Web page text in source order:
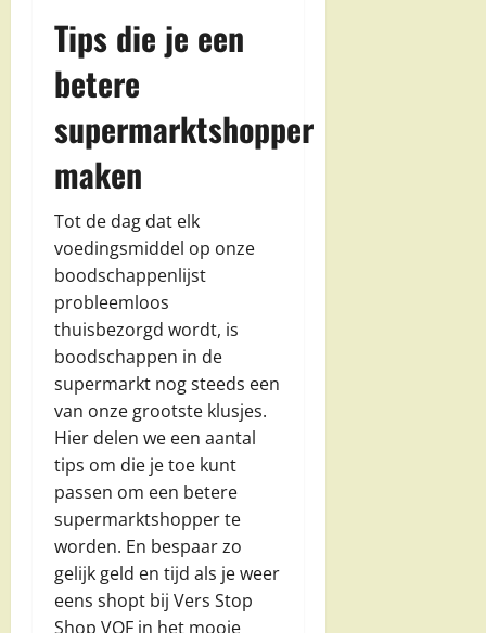
Tips die je een
betere
supermarktshopper
maken
Tot de dag dat elk
voedingsmiddel op onze
boodschappenlijst
probleemloos
thuisbezorgd wordt, is
boodschappen in de
supermarkt nog steeds een
van onze grootste klusjes.
Hier delen we een aantal
tips om die je toe kunt
passen om een betere
supermarktshopper te
worden. En bespaar zo
gelijk geld en tijd als je weer
eens shopt bij Vers Stop
Shop VOF in het mooie